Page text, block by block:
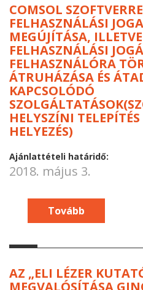
COMSOL
FELHASZNÁLÁSI
MEGÚJÍTÁSA,
FELHASZNÁLÁSI
FELHASZNÁLÓRA
ÁTRUHÁZÁSA ÉS
KAPCSOLÓDÓ
HELYSZÍNI TELEPÍTÉS
HELYEZÉS)
Ajánlattételi határidő:
2018. május 3.
Tovább
AZ „ELI LÉZER
MEGVALÓSÍTÁSA